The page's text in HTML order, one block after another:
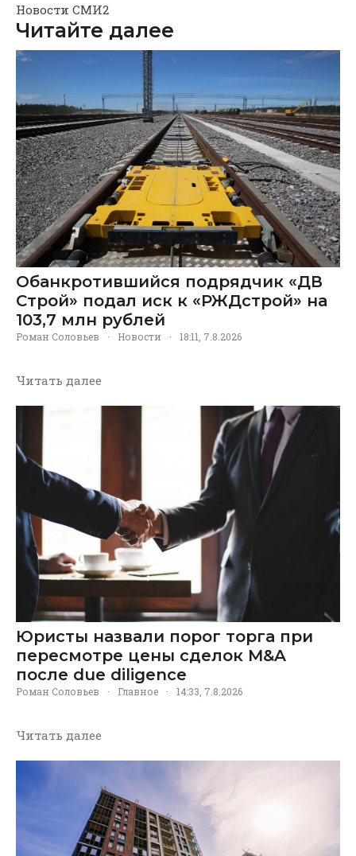
Новости СМИ2
Читайте далее
Обанкротившийся подрядчик «ДВ
Строй» подал иск к «РЖДстрой» на
103,7 млн рублей
Роман Соловьев · Новости · 18:11, 7.8.2026
Читать далее
Юристы назвали порог торга при
пересмотре цены сделок M&A
после due diligence
Роман Соловьев · Главное · 14:33, 7.8.2026
Читать далее